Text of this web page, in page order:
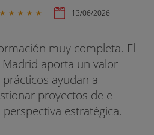
★ ★ ★ ★ ★ 13/06/2026
muy completa. El
aporta un valor
ayudan a
proyectos de e-
estratégica.